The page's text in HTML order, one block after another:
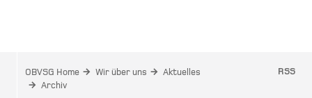
OBVSG Home Wir über uns
Aktuelles
Archiv
RSS